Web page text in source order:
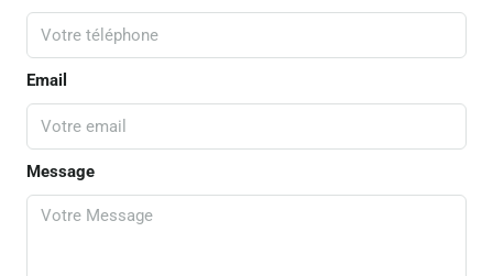
Email
Message